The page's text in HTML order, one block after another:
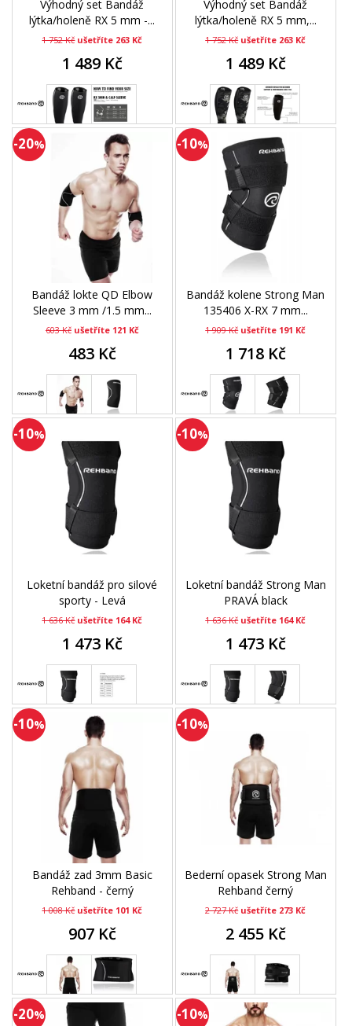
Výhodný set Bandáž
lýtka/holeně RX 5 mm -...
1 752 Kč ušetříte 263 Kč
1 489 Kč
Výhodný set Bandáž
lýtka/holeně RX 5 mm,...
1 752 Kč ušetříte 263 Kč
1 489 Kč
-20%
Bandáž lokte QD Elbow
Sleeve 3 mm /1.5 mm...
603 Kč ušetříte 121 Kč
483 Kč
-10%
Bandáž kolene Strong Man
135406 X-RX 7 mm...
1 909 Kč ušetříte 191 Kč
1 718 Kč
-10%
Loketní bandáž pro silové
sporty - Levá
1 636 Kč ušetříte 164 Kč
1 473 Kč
-10%
Loketní bandáž Strong Man
PRAVÁ black
1 636 Kč ušetříte 164 Kč
1 473 Kč
-10%
Bandáž zad 3mm Basic
Rehband - černý
1 008 Kč ušetříte 101 Kč
907 Kč
-10%
Bederní opasek Strong Man
Rehband černý
2 727 Kč ušetříte 273 Kč
2 455 Kč
-20% -10%